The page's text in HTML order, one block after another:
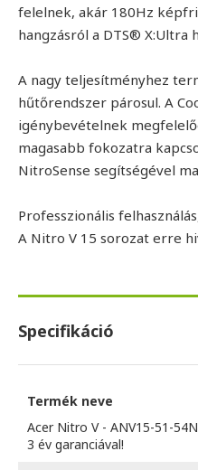
felelnek, akár 180Hz
hangzásról a DTS® X:Ultra
A nagy teljesítményhez
hűtőrendszer párosul. A
igénybevételnek
magasabb fokozatra
NitroSense segítségével
Professzionális
A Nitro V 15 sorozat erre
Specifikáció
Termék neve
Acer Nitro V - ANV15-51-
3 év garanciával!